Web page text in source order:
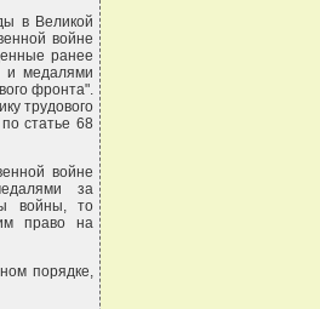
в Великой
войне
ранее
и медалями
фронта".
трудового
статье 68
войне
за
войны, то
право на
порядке,